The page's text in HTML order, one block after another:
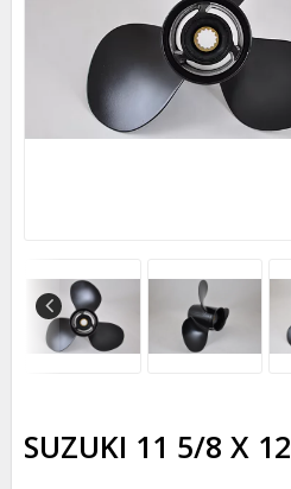
SUZUKI 11 5/8 X 12